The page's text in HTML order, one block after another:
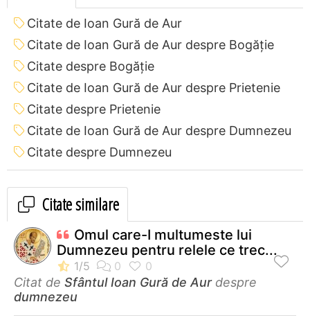
Citate de Ioan Gură de Aur
Citate de Ioan Gură de Aur despre Bogăție
Citate despre Bogăție
Citate de Ioan Gură de Aur despre Prietenie
Citate despre Prietenie
Citate de Ioan Gură de Aur despre Dumnezeu
Citate despre Dumnezeu
Citate similare
Omul care-I multumeste lui
Dumnezeu pentru relele ce trec...
Citat de Sfântul Ioan Gură de Aurdespre
dumnezeu